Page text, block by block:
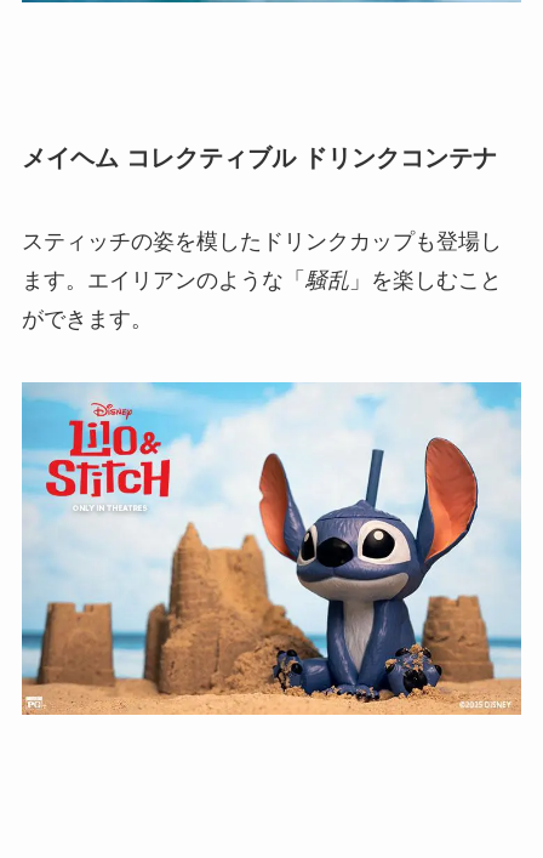
メイヘム コレクティブル ドリンクコンテナ
スティッチの姿を模したドリンクカップも登場し
ます。エイリアンのような「 騒乱」を楽しむこと
ができます。